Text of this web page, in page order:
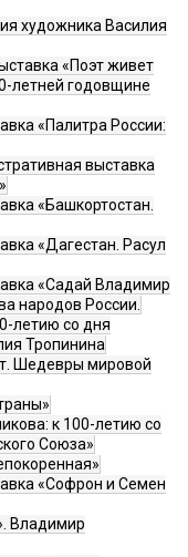
художника Василия
«Поэт живет
летней годовщине
«Палитра России:
выставка
«Башкортостан.
«Дагестан. Расул
«Садай Владимир
народов России.
летию со дня
Тропинина
Шедевры мировой
к 100-летию со
Союза»
«Софрон и Семен
Владимир